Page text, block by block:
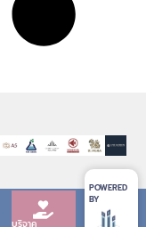
บริจาค
POWERED
BY